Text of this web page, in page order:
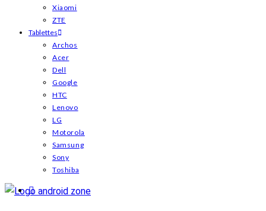
Xiaomi
ZTE
Tablettes
Archos
Acer
Dell
Google
HTC
Lenovo
LG
Motorola
Samsung
Sony
Toshiba